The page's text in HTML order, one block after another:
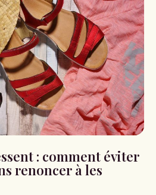
: comment éviter
renoncer à les